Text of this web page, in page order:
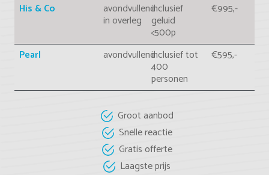
His & Co avondvullend
in overleg
inclusief
geluid
<500p
€995,-
Pearl avondvullendinclusief tot
400
personen
€595,-
Groot aanbod
Snelle reactie
Gratis offerte
Laagste prijs